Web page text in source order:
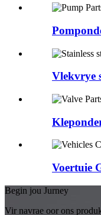
Vlekvrye
Voertuie
Begin jou Jurney
Vir navrae oor ons